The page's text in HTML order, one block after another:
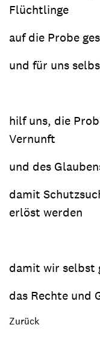
Flüchtlinge
auf die Probe
und für uns
hilf uns, die
Vernunft
und des
damit
erlöst werden
damit wir selbst
das Rechte und
Zurück